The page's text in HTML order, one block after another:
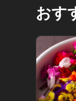
おす